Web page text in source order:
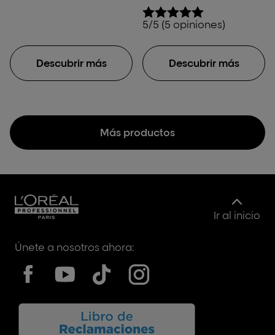
Descubrir más
5/5 (5 opiniones)
Descubrir más
Más productos
Ir al inicio
Únete a nosotros ahora: